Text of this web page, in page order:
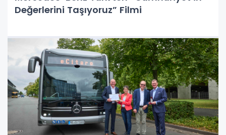
Değerlerini Taşıyoruz” Filmi